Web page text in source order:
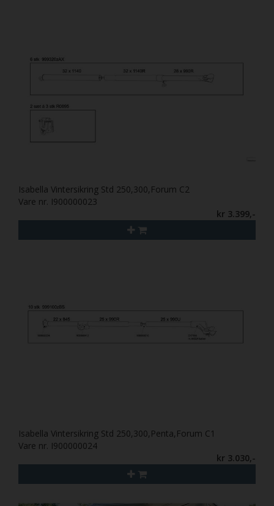
Isabella Vintersikring Std 250,300,Forum C2
Vare nr. I900000023
kr 3.399,-
Isabella Vintersikring Std 250,300,Penta,Forum C1
Vare nr. I900000024
kr 3.030,-